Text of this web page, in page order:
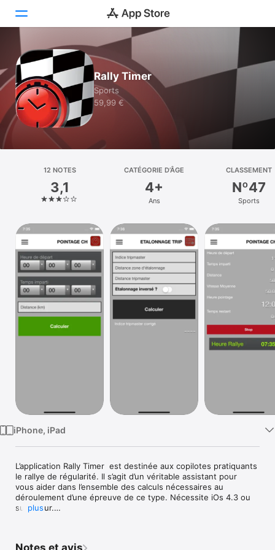
Aujourd’hui
Jeux
Apps
Arcade
Plateforme
iPhone
iPad
Mac
Vision
Watch
TV
Rally Timer
Sports
59,99 €
12 NOTES
3,1
CATÉGORIE D’ÂGE
4+
Ans
CLASSEMENT
Nº47
Sports
iPhone, iPad
L’application Rally Timer  est destinée aux copilotes pratiquants
le rallye de régularité. Il s’agit d’un véritable assistant pour
vous aider dans l’ensemble des calculs nécessaires au
déroulement d’une épreuve de ce type. Nécessite iOs 4.3 ou
supérieur.
plus
Notes et avis